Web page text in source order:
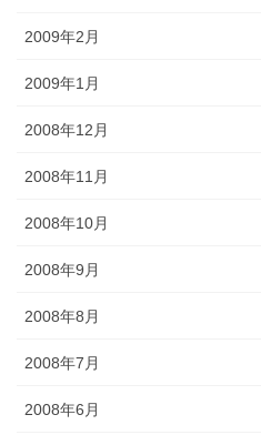
2009年2月
2009年1月
2008年12月
2008年11月
2008年10月
2008年9月
2008年8月
2008年7月
2008年6月